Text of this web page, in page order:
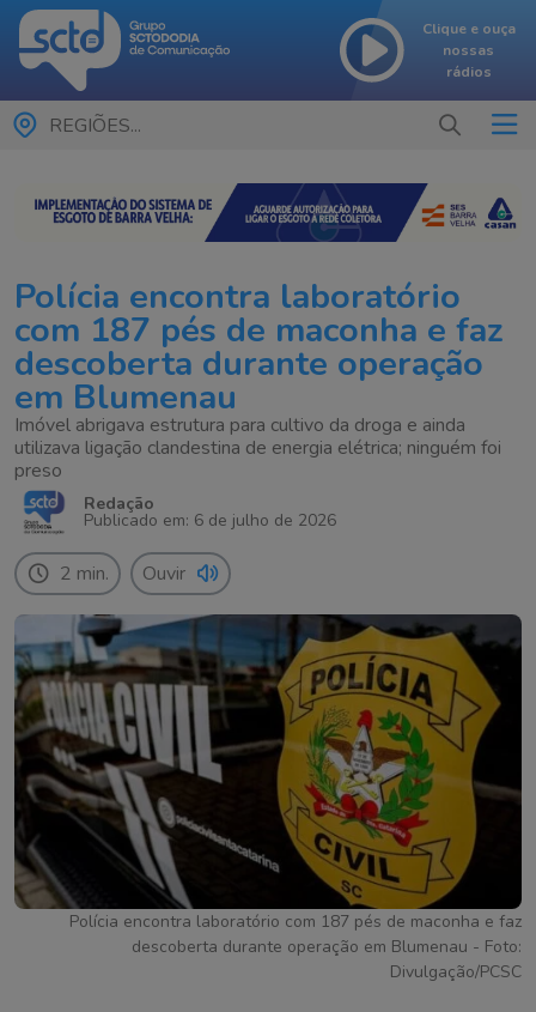
Clique e ouça
nossas
rádios
REGIÕES...
Polícia encontra laboratório
com 187 pés de maconha e faz
descoberta durante operação
em Blumenau
Imóvel abrigava estrutura para cultivo da droga e ainda
utilizava ligação clandestina de energia elétrica; ninguém foi
preso
Redação
Publicado em: 6 de julho de 2026
2 min. Ouvir
Polícia encontra laboratório com 187 pés de maconha e faz
descoberta durante operação em Blumenau - Foto:
Divulgação/PCSC